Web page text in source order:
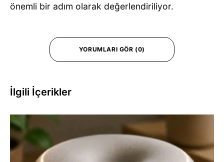
önemli bir adım olarak değerlendiriliyor.
YORUMLARI GÖR (0)
İlgili İçerikler